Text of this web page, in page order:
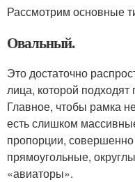
Рассмотрим основные
Овальный.
Это достаточно
лица, которой
Главное, чтобы рамка
есть слишком
пропорции,
прямоугольные,
«авиаторы».